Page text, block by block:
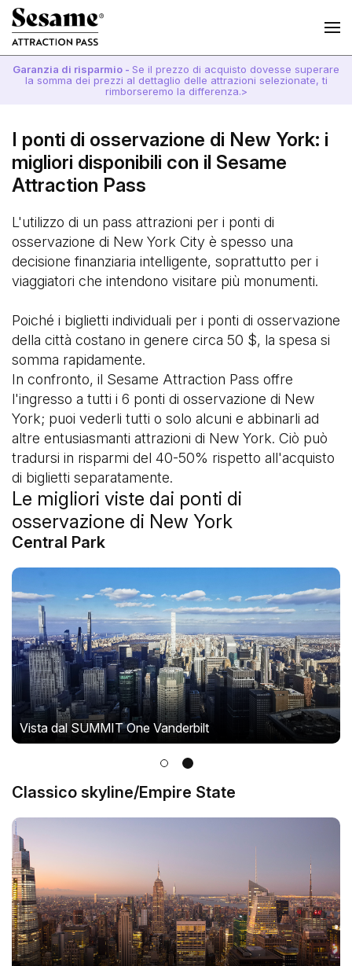
Garanzia di risparmio - Se il prezzo di acquisto dovesse superare
la somma dei prezzi al dettaglio delle attrazioni selezionate, ti
rimborseremo la differenza.>
I ponti di osservazione di New York: i
migliori disponibili con il Sesame
Attraction Pass
L'utilizzo di un pass attrazioni per i ponti di
osservazione di New York City è spesso una
decisione finanziaria intelligente, soprattutto per i
viaggiatori che intendono visitare più monumenti.
Poiché i biglietti individuali per i ponti di osservazione
della città costano in genere circa 50 $, la spesa si
somma rapidamente.
In confronto, il Sesame Attraction Pass offre
l'ingresso a tutti i 6 ponti di osservazione di New
York; puoi vederli tutti o solo alcuni e abbinarli ad
altre entusiasmanti attrazioni di New York. Ciò può
tradursi in risparmi del 40-50% rispetto all'acquisto
di biglietti separatamente.
Le migliori viste dai ponti di
osservazione di New York
Central Park
Vista dal SUMMIT One Vanderbilt
Classico skyline/Empire State